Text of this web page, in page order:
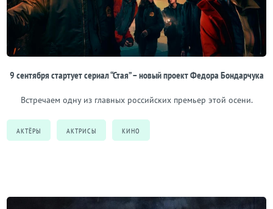
9 сентября стартует сериал “Стая” – новый проект Федора Бондарчука
Встречаем одну из главных российских премьер этой осени.
АКТЁРЫ АКТРИСЫ КИНО